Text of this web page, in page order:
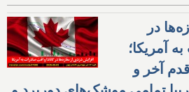
در
آمریکا؛
آخر و